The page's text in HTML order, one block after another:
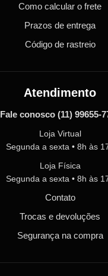
Como calcular o frete
Prazos de entrega
Código de rastreio
Atendimento
Fale conosco (11) 99655-
Loja Virtual
Segunda a sexta • 8h às
Loja Física
Segunda a sexta • 8h às
Contato
Trocas e devoluções
Segurança na compra